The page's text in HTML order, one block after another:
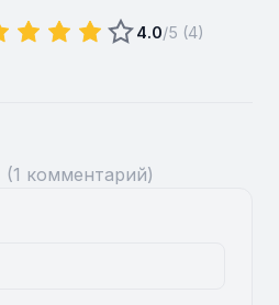
4.0/5 (4)
(1 комментарий)